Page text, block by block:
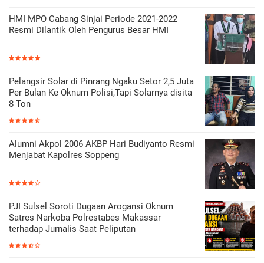
HMI MPO Cabang Sinjai Periode 2021-2022
Resmi Dilantik Oleh Pengurus Besar HMI
Pelangsir Solar di Pinrang Ngaku Setor 2,5 Juta
Per Bulan Ke Oknum Polisi,Tapi Solarnya disita
8 Ton
Alumni Akpol 2006 AKBP Hari Budiyanto Resmi
Menjabat Kapolres Soppeng
PJI Sulsel Soroti Dugaan Arogansi Oknum
Satres Narkoba Polrestabes Makassar
terhadap Jurnalis Saat Peliputan